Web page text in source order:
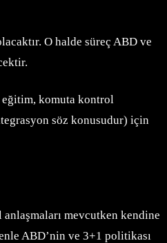
O halde süreç ABD ve
eğitim, komuta kontrol
söz konusudur) için
mevcutken kendine
ABD’nin ve 3+1 politikası